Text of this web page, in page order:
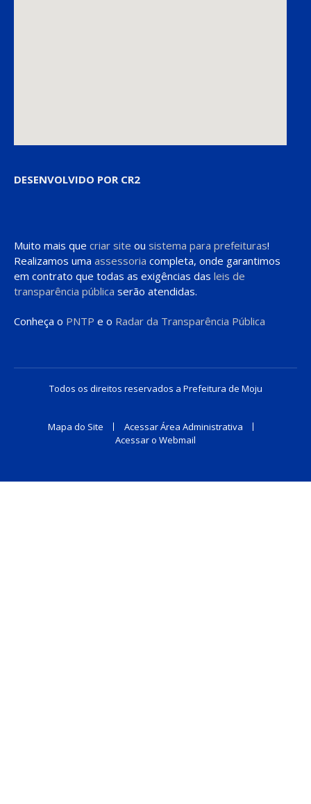
DESENVOLVIDO POR CR2
Muito mais que criar site ou sistema para prefeituras!
Realizamos uma assessoria completa, onde garantimos
em contrato que todas as exigências das leis de
transparência pública serão atendidas.
Conheça o PNTP e o Radar da Transparência Pública
Todos os direitos reservados a Prefeitura de Moju
Mapa do Site
Acessar Área Administrativa
Acessar o Webmail